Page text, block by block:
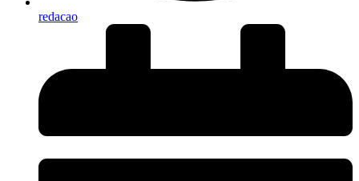
redacao